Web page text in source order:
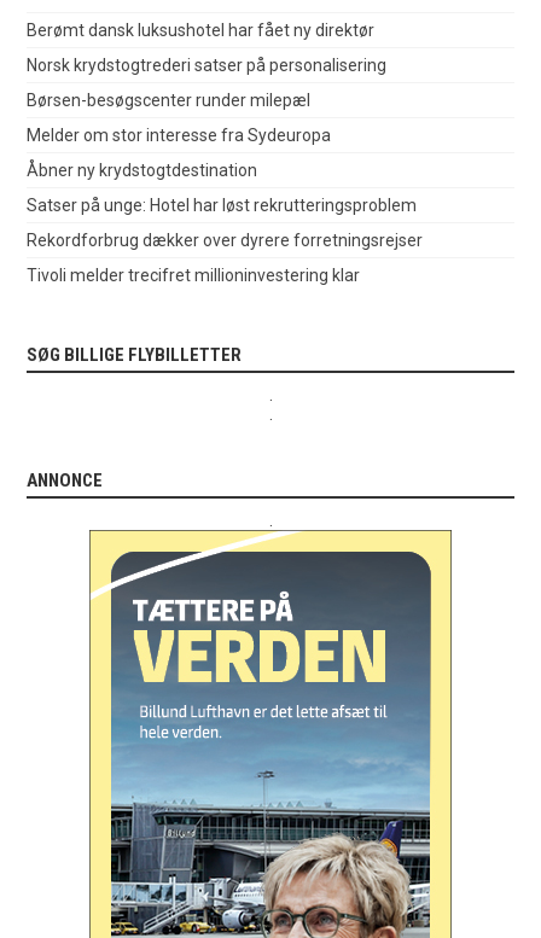
Berømt dansk luksushotel har fået ny direktør
Norsk krydstogtrederi satser på personalisering
Børsen-besøgscenter runder milepæl
Melder om stor interesse fra Sydeuropa
Åbner ny krydstogtdestination
Satser på unge: Hotel har løst rekrutteringsproblem
Rekordforbrug dækker over dyrere forretningsrejser
Tivoli melder trecifret millioninvestering klar
SØG BILLIGE FLYBILLETTER
ANNONCE